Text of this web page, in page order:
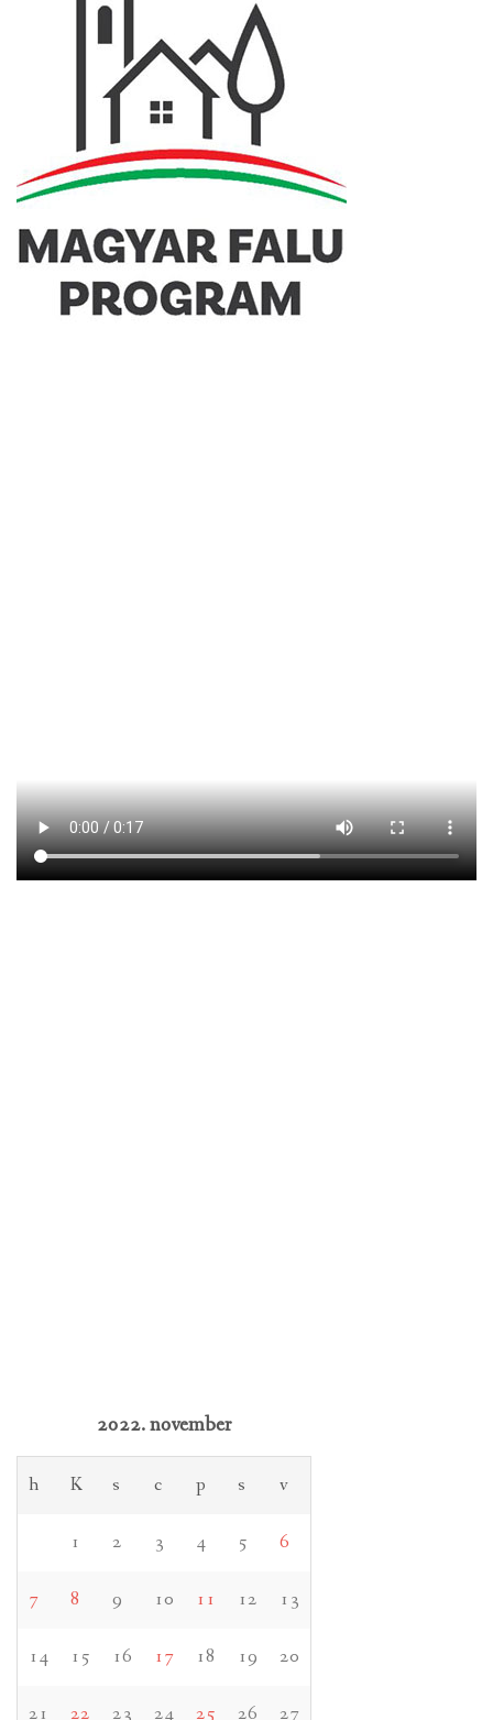
2022. november
h K s c p s v
1 2 3 4 5 6
7 8 9 10 11 12 13
14 15 16 17 18 19 20
21 22 23 24 25 26 27